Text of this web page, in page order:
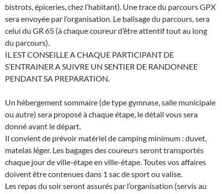
bistrots, épiceries, chez l’habitant). Une trace du parcours GPX
sera envoyée par l’organisation. Le balisage du parcours, sera
celui du GR 65 (à chaque coureur d’être attentif tout au long
du parcours).
IL EST CONSEILLE A CHAQUE PARTICIPANT DE
S’ENTRAINER A SUIVRE UN SENTIER DE RANDONNEE
PENDANT SA PREPARATION.
Un hébergement sommaire (de type gymnase, salle municipale
ou autre) sera proposé à chaque étape, le détail vous sera
donné avant le départ.
Il convient de prévoir matériel de camping minimum : duvet,
matelas léger. Les bagages des coureurs seront transportés
chaque jour de ville-étape en ville-étape. Toutes vos affaires
doivent être contenues dans 1 sac de sport ou valise.
Les repas du soir seront assurés par l’organisation (servis au